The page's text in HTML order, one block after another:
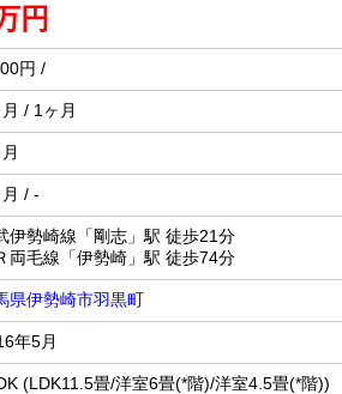
円
円 /
/ 1ヶ月
/ -
伊勢崎線「剛志」駅 徒歩21分
両毛線「伊勢崎」駅 徒歩74分
県伊勢崎市羽黒町
年5月
(LDK11.5畳/洋室6畳(*階)/洋室4.5畳(*階))